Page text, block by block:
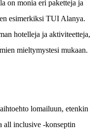
on monia eri paketteja ja
esimerkiksi TUI Alanya.
hotelleja ja aktiviteetteja,
mieltymystesi mukaan.
lomailuun, etenkin
all inclusive -konseptin